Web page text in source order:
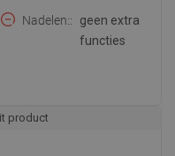
Nadelen:
geen extra
functies
product